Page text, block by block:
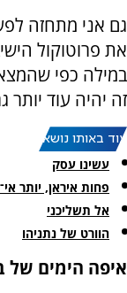
גם אני מתחזה
את פרוטוקול
במילה כפי
זה יהיה עוד יותר
עוד באותו נושא:
עשינו עסק
פחות איראן, יותר
אל תשליכני
הוורט של נתניהו
איפה הימים של